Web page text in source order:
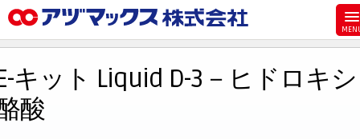
お気に入り
お買い物カゴ
キット Liquid D-3－ヒドロキシ
酸